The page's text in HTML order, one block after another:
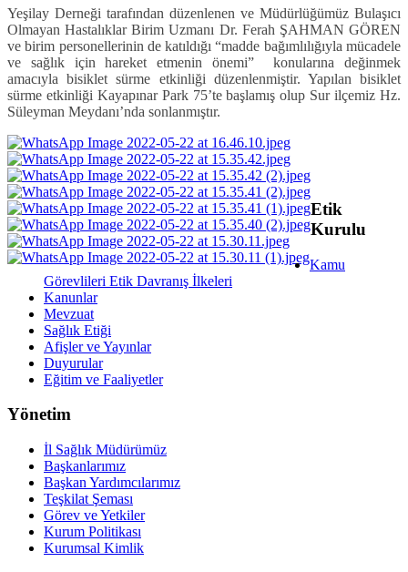
Yeşilay Derneği tarafından düzenlenen ve Müdürlüğümüz Bulaşıcı
Olmayan Hastalıklar Birim Uzmanı Dr. Ferah ŞAHMAN GÖREN
ve birim personellerinin de katıldığı “madde bağımlılığıyla mücadele
ve sağlık için hareket etmenin önemi” konularına değinmek
amacıyla bisiklet sürme etkinliği düzenlenmiştir. Yapılan bisiklet
sürme etkinliği Kayapınar Park 75’te başlamış olup Sur ilçemiz Hz.
Süleyman Meydanı’nda sonlanmıştır.
Etik
Kurulu
Kamu
Görevlileri Etik Davranış İlkeleri
Kanunlar
Mevzuat
Sağlık Etiği
Afişler ve Yayınlar
Duyurular
Eğitim ve Faaliyetler
Yönetim
İl Sağlık Müdürümüz
Başkanlarımız
Başkan Yardımcılarımız
Teşkilat Şeması
Görev ve Yetkiler
Kurum Politikası
Kurumsal Kimlik